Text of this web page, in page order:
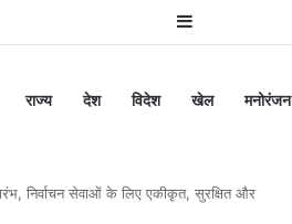
Sidebar
राज्य देश विदेश खेल मनोरंजन
निर्वाचन सेवाओं के लिए एकीकृत, सुरक्षित और